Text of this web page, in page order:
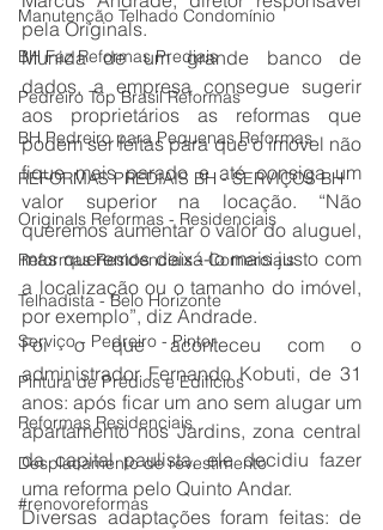
Manutenção Telhado Condomínio
BH Faz Reformas Prediais
Pedreiro Top Brasil Reformas
BH Pedreiro para Pequenas Reformas
REFORMAS PREDIAIS BH - SERVIÇOS BH
Originals Reformas - Residenciais
Reformas Residenciais - Comerciais
Telhadista - Belo Horizonte
Serviço - Pedreiro - Pintor
Pintura de Prédios e Edifícios
Reformas Residenciais
Desplacamento de revestimento
#renovoreformas
pela Originals.
Munida de um grande banco de
dados, a empresa consegue sugerir
aos proprietários as reformas que
podem ser feitas para que o imóvel não
fique mais parado e até consiga um
valor superior na locação. “Não
queremos aumentar o valor do aluguel,
mas queremos deixá-lo mais justo com
a localização ou o tamanho do imóvel,
por exemplo”, diz Andrade.
Foi o que aconteceu com o
administrador Fernando Kobuti, de 31
anos: após ficar um ano sem alugar um
apartamento nos Jardins, zona central
da capital paulista, ele decidiu fazer
uma reforma pelo Quinto Andar.
Diversas adaptações foram feitas: de